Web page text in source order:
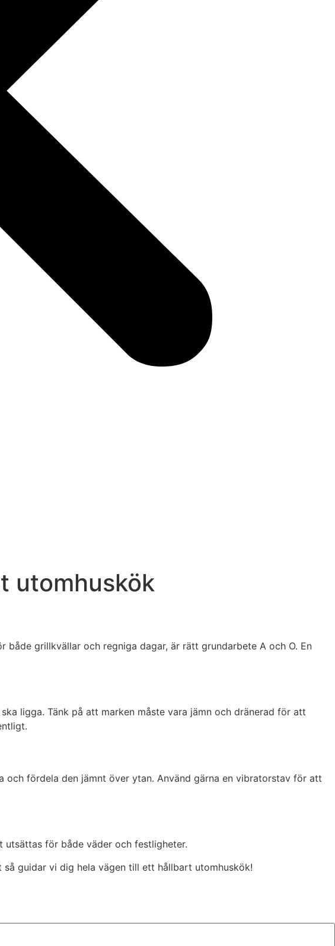
utomhuskök
grillkvällar och regniga dagar, är rätt grundarbete A och O. En
ligga. Tänk på att marken måste vara jämn och dränerad för att
och fördela den jämnt över ytan. Använd gärna en vibratorstav för att
för både väder och festligheter.
guidar vi dig hela vägen till ett hållbart utomhuskök!